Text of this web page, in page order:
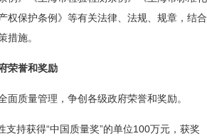
权保护条例》等有关法律、法规、规章，结合
措施。
荣誉和奖励
面质量管理，争创各级政府荣誉和奖励。
支持获得“中国质量奖”的单位100万元，获奖